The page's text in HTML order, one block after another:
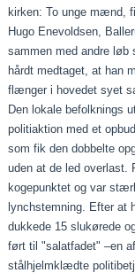
kirken: To unge mænd,
Hugo Enevoldsen,
sammen med andre løb
hårdt medtaget, at han
flænger i hovedet syet
Den lokale befolknings
politiaktion med et
som fik den dobbelte
uden at de led overlast.
kogepunktet og var
lynchstemning. Efter at
dukkede 15 slukørede
ført til "salatfadet" –en
stålhjelmklædte